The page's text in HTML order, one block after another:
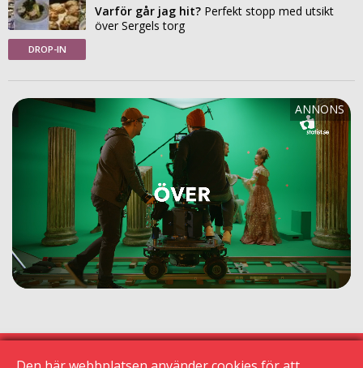
DROP-IN
Varför går jag hit? Perfekt stopp med utsikt
över Sergels torg